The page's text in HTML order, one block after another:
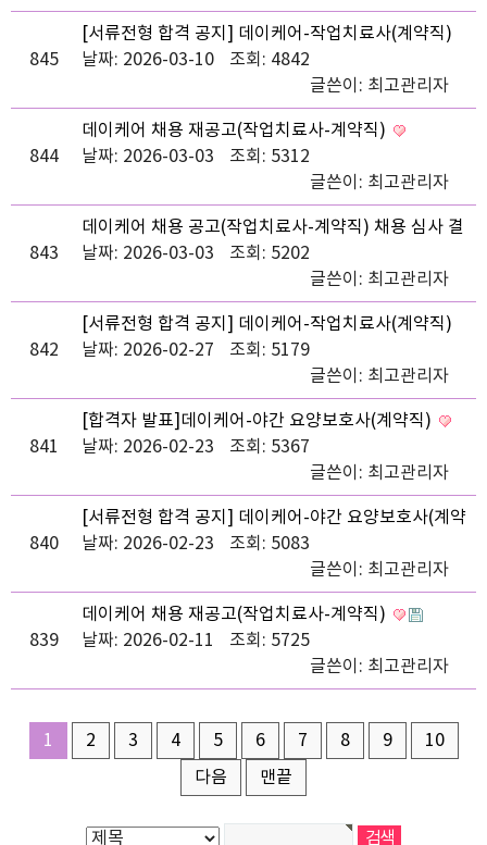
845
[서류전형 합격 공지] 데이케어-작업치료사(계약직)
날짜: 2026-03-10
조회: 4842
글쓴이: 최고관리자
844
데이케어 채용 재공고(작업치료사-계약직)
날짜: 2026-03-03
조회: 5312
글쓴이: 최고관리자
843
데이케어 채용 공고(작업치료사-계약직) 채용 심사 결
과 안내
날짜: 2026-03-03
조회: 5202
글쓴이: 최고관리자
842
[서류전형 합격 공지] 데이케어-작업치료사(계약직)
날짜: 2026-02-27
조회: 5179
글쓴이: 최고관리자
841
[합격자 발표]데이케어-야간 요양보호사(계약직)
날짜: 2026-02-23
조회: 5367
글쓴이: 최고관리자
840
[서류전형 합격 공지] 데이케어-야간 요양보호사(계약
직)
날짜: 2026-02-23
조회: 5083
글쓴이: 최고관리자
839
데이케어 채용 재공고(작업치료사-계약직)
날짜: 2026-02-11
조회: 5725
글쓴이: 최고관리자
1 2 3 4 5 6 7 8 9
10
다음
맨끝